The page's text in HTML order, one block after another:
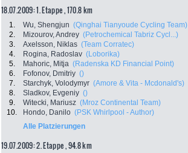
18.07.2009: 1. Etappe , 170.8 km
1. Wu, Shengjun (Qinghai Tianyoude Cycling Team)
2.
Mizourov, Andrey (Petrochemical Tabriz Cycl...)
3.
Axelsson, Niklas (Team Corratec)
4.
Rogina, Radoslav (Loborika)
5.
Mahoric, Mitja (Radenska KD Financial Point)
6.
Fofonov, Dmitriy ()
7.
Starchyk, Volodymyr (Amore & Vita - Mcdonald's)
8.
Sladkov, Evgeniy ()
9.
Witecki, Mariusz (Mroz Continental Team)
10.
Hondo, Danilo (PSK Whirlpool - Author)
Alle Platzierungen
19.07.2009: 2. Etappe , 94.8 km